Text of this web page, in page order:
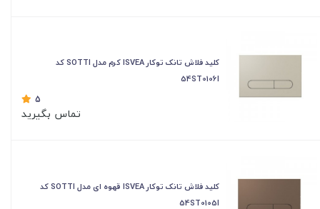
کلید فلاش تانک توکار ISVEA کرم مدل SOTTI کد
54ST0106I
5
تماس بگیرید
کلید فلاش تانک توکار ISVEA قهوه ای مدل SOTTI کد
54ST0105I